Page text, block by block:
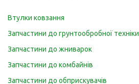
Втулки ковзання
Запчастини до грунтообробної техніки
Запчастини до жниварок
Запчастини до комбайнів
Запчастини до обприскувачів